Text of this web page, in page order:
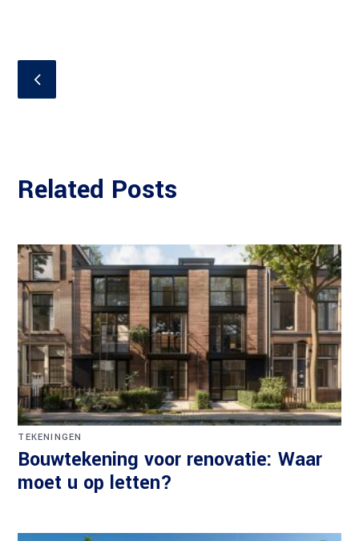
Related Posts
TEKENINGEN
Bouwtekening voor renovatie: Waar
moet u op letten?